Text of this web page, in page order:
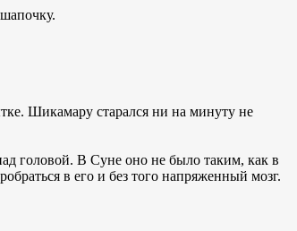
Шикамару старался ни на минуту не
головой. В Суне оно не было таким, как в
в его и без того напряженный мозг.